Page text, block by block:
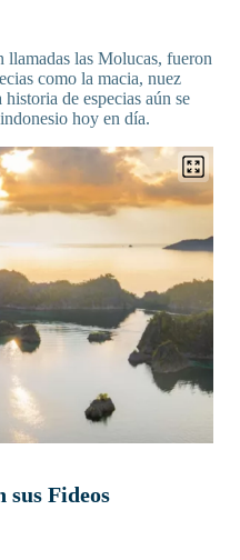
llamadas las Molucas, fueron
como la macia, nuez
de especias aún se
hoy en día.
sus Fideos